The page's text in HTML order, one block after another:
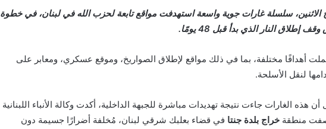
الاثنين، سلسلة غارات جوية واسعة استهدفت مواقع تابعة لحزب الله في لبنان، في خطوة
النار الذي بدأ قبل 48 يومًا.
أهدافًا مختلفة، بما في ذلك مواقع لإطلاق الصواريخ، وموقع عسكري، ومعابر على
لنقل الأسلحة.
الغارات جاءت نتيجة تهديدات مباشرة للجبهة الداخلية، أكدت وكالة الأنباء اللبنانية
منطقة خراج بلدة جنتا في قضاء بعلبك شرقي لبنان، مُخلفة أضرارًا جسيمة دون